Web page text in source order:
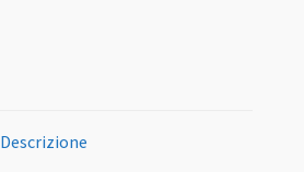
Descrizione